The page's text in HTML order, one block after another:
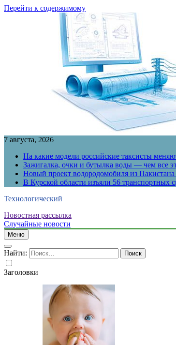
Перейти к содержимому
7 августа, 2026
На какие модели российские таксисты
Зажигалка, очки и бутылка воды — чем все
Новый проект водородомобиля из
В Курской области изъяли 56 транспортных
Технологический
Новостная рассылка
Случайные новости
Меню
Найти:
Заголовки